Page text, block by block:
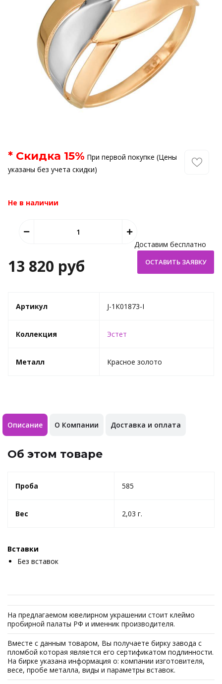
* Скидка 15% При первой покупке (Цены
указаны без учета скидки)
Не в наличии
13 820 руб
Доставим бесплатно
Артикул J-1К01873-I
Коллекция Эстет
Металл Красное золото
Описание О Компании Доставка и оплата
Об этом товаре
Проба 585
Вес 2,03 г.
Вставки
Без вставок
На предлагаемом ювелирном украшении стоит клеймо
пробирной палаты РФ и именник производителя.
Вместе с данным товаром, Вы получаете бирку завода с
пломбой которая является его сертификатом подлинности.
На бирке указана информация о: компании изготовителя,
весе, пробе металла, виды и параметры вставок.